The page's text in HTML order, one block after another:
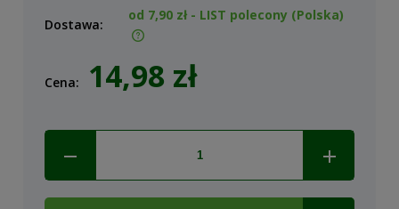
Dostawa:
od 7,90 zł - LIST polecony (Polska)
Cena: 14,98 zł